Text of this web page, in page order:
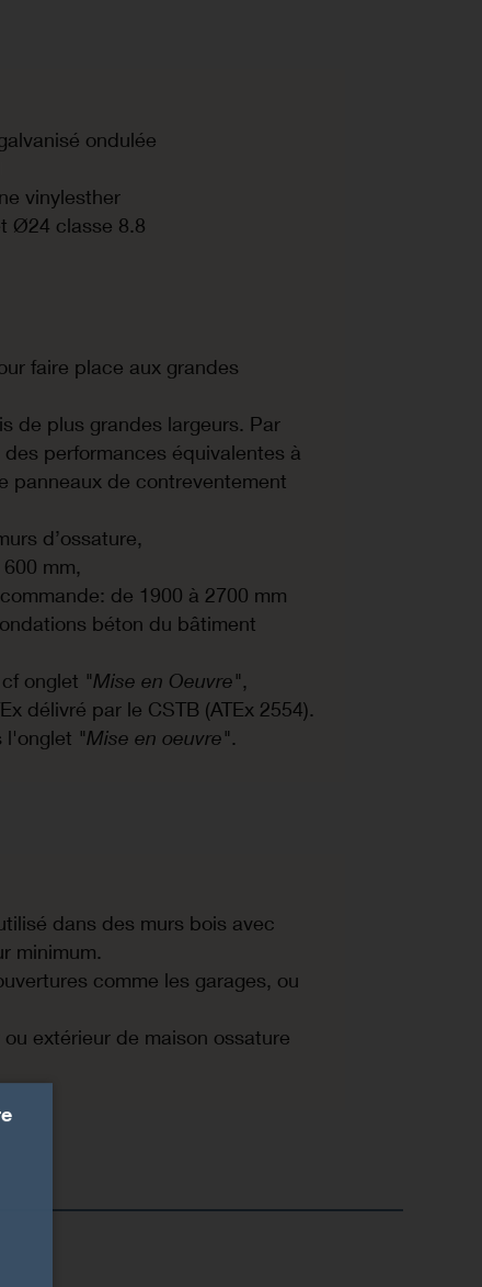
ondulée
vinylesther
Ø24 classe 8.8
faire place aux grandes
de plus grandes largeurs. Par
performances équivalentes à
panneaux de contreventement
d’ossature,
mm,
de 1900 à 2700 mm
béton du bâtiment
onglet "Mise en Oeuvre",
délivré par le CSTB (ATEx 2554).
l'onglet "Mise en oeuvre".
dans des murs bois avec
minimum.
comme les garages, ou
extérieur de maison ossature